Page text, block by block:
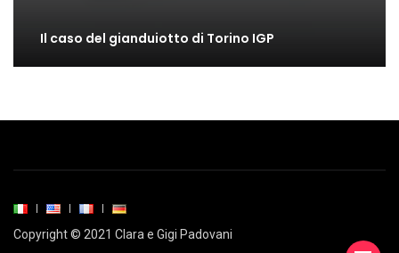
Il caso del gianduiotto di Torino IGP
Copyright © 2021 Clara e Gigi Padovani